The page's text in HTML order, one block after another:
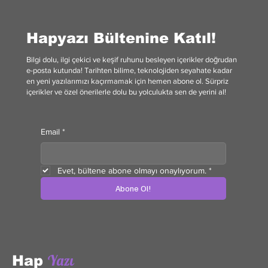
Hapyazı Bültenine Katıl!
Email *
Evet, bültene abone olmayı onaylıyorum. *
Abone Ol!
Bilgi dolu, ilgi çekici ve keşif ruhunu besleyen içerikler doğrudan
e-posta kutunda! Tarihten bilime, teknolojiden seyahate kadar
en yeni yazılarımızı kaçırmamak için hemen abone ol. Sürpriz
içerikler ve özel önerilerle dolu bu yolculukta sen de yerini al!
Hap Yazı